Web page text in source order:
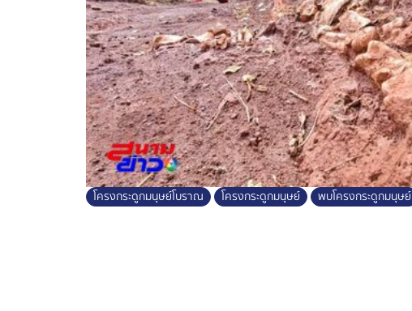
โครงกระดูกมนุษย์โบราณ โครงกระดูกมนุษย์ พบโครงกระดูกมนุษย์